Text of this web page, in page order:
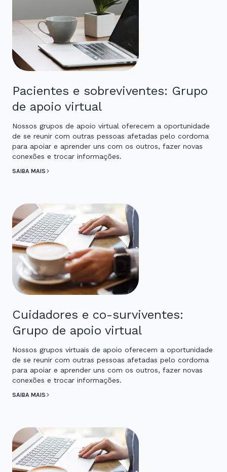
Pacientes e sobreviventes: Grupo
de apoio virtual
Nossos grupos de apoio virtual oferecem a oportunidade
de se reunir com outras pessoas afetadas pelo cordoma
para apoiar e aprender uns com os outros, fazer novas
conexões e trocar informações.
SAIBA MAIS
Cuidadores e co-surviventes:
Grupo de apoio virtual
Nossos grupos virtuais de apoio oferecem a oportunidade
de se reunir com outras pessoas afetadas pelo cordoma
para apoiar e aprender uns com os outros, fazer novas
conexões e trocar informações.
SAIBA MAIS